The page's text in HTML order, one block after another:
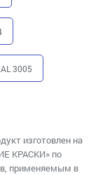
3005
изготовлен на
КРАСКИ» по
применяемым в